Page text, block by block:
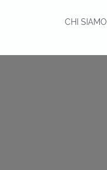
CHI SIAMO